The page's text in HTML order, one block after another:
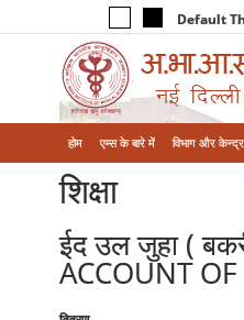
Default
होम एम्‍स के बारे में विभाग और केन्‍द्र
शिक्षा
ईद उल जुहा (
ACCOUNT